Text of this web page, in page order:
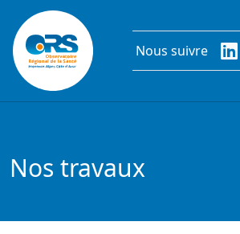
Aller au contenu principal
Nous suivre
Nos travaux